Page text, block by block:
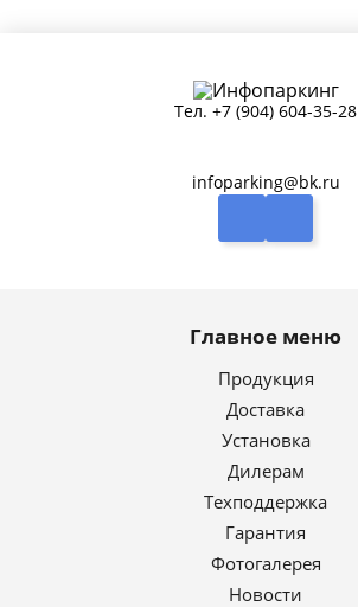
Тел. +7 (904) 604-35-28
infoparking@bk.ru
Главное меню
Продукция
Доставка
Установка
Дилерам
Техподдержка
Гарантия
Фотогалерея
Новости